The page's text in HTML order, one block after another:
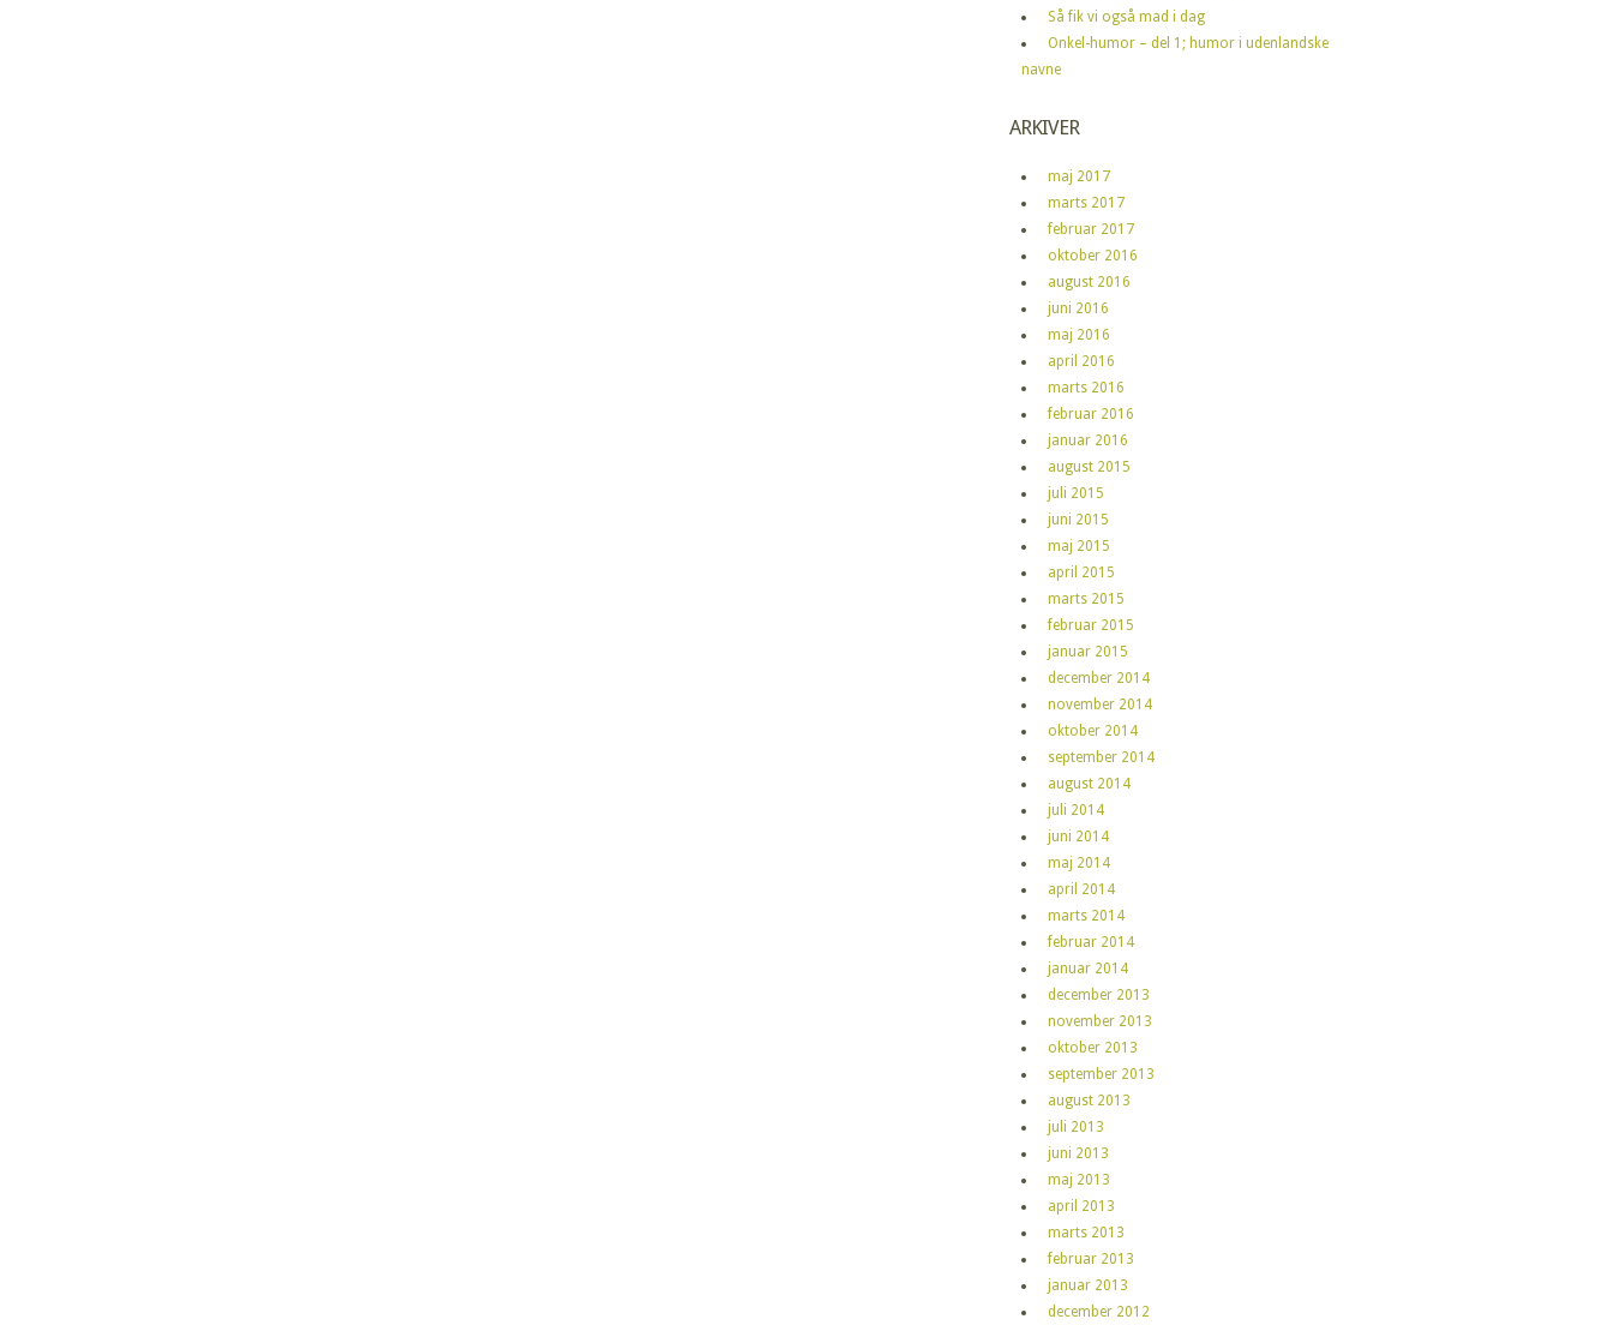
Så fik vi også mad i dag
Onkel-humor – del 1; humor i udenlandske
navne
ARKIVER
maj 2017
marts 2017
februar 2017
oktober 2016
august 2016
juni 2016
maj 2016
april 2016
marts 2016
februar 2016
januar 2016
august 2015
juli 2015
juni 2015
maj 2015
april 2015
marts 2015
februar 2015
januar 2015
december 2014
november 2014
oktober 2014
september 2014
august 2014
juli 2014
juni 2014
maj 2014
april 2014
marts 2014
februar 2014
januar 2014
december 2013
november 2013
oktober 2013
september 2013
august 2013
juli 2013
juni 2013
maj 2013
april 2013
marts 2013
februar 2013
januar 2013
december 2012